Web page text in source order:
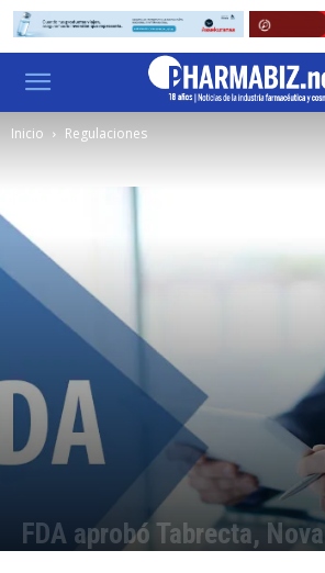
Inicio Regulaciones
FDA aprobó Tabrecta,